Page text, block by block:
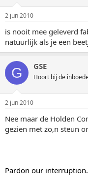
2 jun 2010
is nooit mee geleverd
natuurlijk als je een
G GSE
Hoort bij de
2 jun 2010
Nee maar de Holden
gezien met zo,n steun
Pardon our